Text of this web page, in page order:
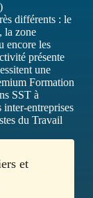
différents : le
la zone
encore les
présente
une
Formation
SST à
inter-entreprises
du Travail
et